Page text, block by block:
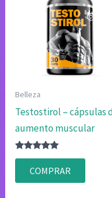
Belleza
Testostirol – cápsulas
aumento muscular
Valorado
4.80
de 5
COMPRAR